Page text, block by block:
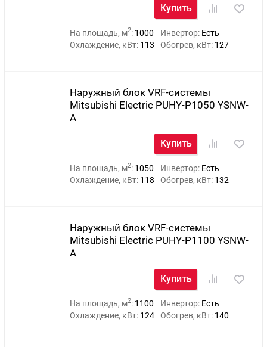
Купить
На площадь, м2: 1000 Инвертор: Есть
Охлаждение, кВт: 113 Обогрев, кВт: 127
Наружный блок VRF-системы
Mitsubishi Electric PUHY-P1050 YSNW-
A
Купить
На площадь, м2: 1050 Инвертор: Есть
Охлаждение, кВт: 118 Обогрев, кВт: 132
Наружный блок VRF-системы
Mitsubishi Electric PUHY-P1100 YSNW-
A
Купить
На площадь, м2: 1100 Инвертор: Есть
Охлаждение, кВт: 124 Обогрев, кВт: 140